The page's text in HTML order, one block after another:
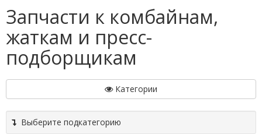
Запчасти к комбайнам,
жаткам и пресс-
подборщикам
Категории
Выберите подкатегорию